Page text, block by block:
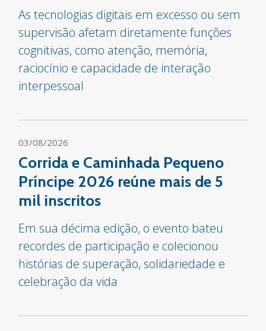
As tecnologias digitais em excesso ou sem
supervisão afetam diretamente funções
cognitivas, como atenção, memória,
raciocínio e capacidade de interação
interpessoal
03/08/2026
Corrida e Caminhada Pequeno
Príncipe 2026 reúne mais de 5
mil inscritos
Em sua décima edição, o evento bateu
recordes de participação e colecionou
histórias de superação, solidariedade e
celebração da vida